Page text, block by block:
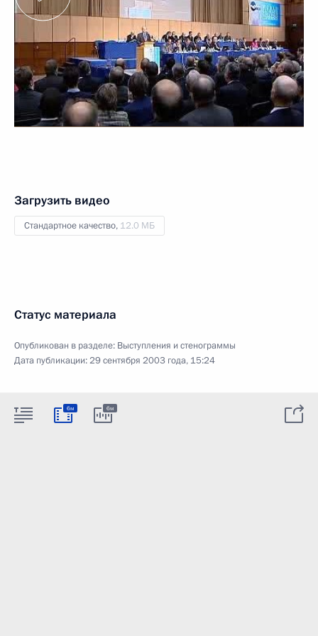
Загрузить видео
Стандартное качество, 12.0 МБ
Статус материала
Опубликован в разделе: Выступления и стенограммы
Дата публикации:29 сентября 2003 года, 15:24
6м 6м